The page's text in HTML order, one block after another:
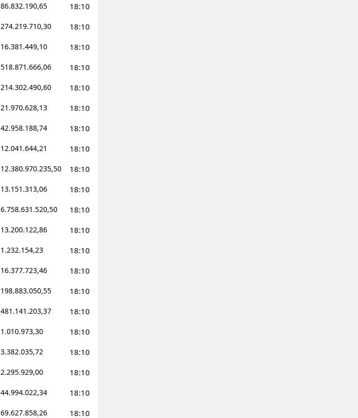
86.832.190,65 18:10
274.219.710,30 18:10
16.381.449,10 18:10
518.871.666,06 18:10
214.302.490,60 18:10
21.970.628,13 18:10
42.958.188,74 18:10
12.041.644,21 18:10
12.380.970.235,50 18:10
13.151.313,06 18:10
6.758.631.520,50 18:10
13.200.122,86 18:10
1.232.154,23 18:10
16.377.723,46 18:10
198.883.050,55 18:10
481.141.203,37 18:10
1.010.973,30 18:10
3.382.035,72 18:10
2.295.929,00 18:10
44.994.022,34 18:10
69.627.858,26 18:10